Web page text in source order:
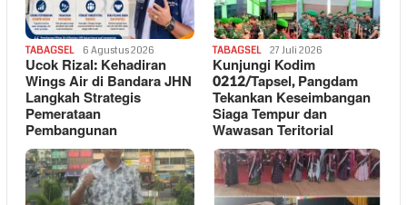
TABAGSEL 6 Agustus 2026
Ucok Rizal: Kehadiran
Wings Air di Bandara JHN
Langkah Strategis
Pemerataan
Pembangunan
TABAGSEL 27 Juli 2026
Kunjungi Kodim
0212/Tapsel, Pangdam
Tekankan Keseimbangan
Siaga Tempur dan
Wawasan Teritorial